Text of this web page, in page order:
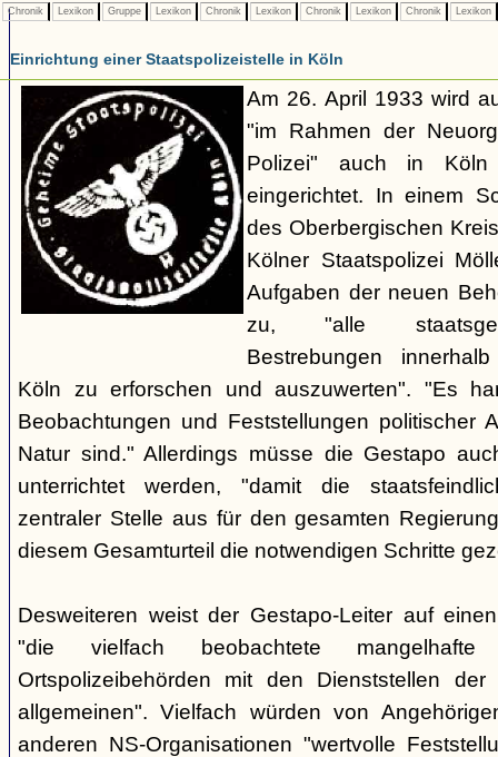
Chronik Lexikon Gruppe Lexikon Chronik Lexikon Chronik Lexikon Chronik Lexikon
Einrichtung einer Staatspolizeistelle in Köln
Am 26. April 1933 wird
"im Rahmen der
Polizei" auch in Köln
eingerichtet. In einem
des Oberbergischen
Kölner Staatspolizei
Aufgaben der neuen
zu, "alle
Bestrebungen
Köln zu erforschen und auszuwerten". "Es
Beobachtungen und Feststellungen politischer
Natur sind." Allerdings müsse die Gestapo
unterrichtet werden, "damit die
zentraler Stelle aus für den gesamten
diesem Gesamturteil die notwendigen Schritte
Desweiteren weist der Gestapo-Leiter auf
"die vielfach beobachtete mangelhafte
Ortspolizeibehörden mit den Dienststellen
allgemeinen". Vielfach würden von
anderen NS-Organisationen "wertvolle